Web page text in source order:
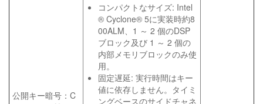
公開キー暗号：C
コンパクトなサイズ: Intel
® Cyclone® 5に実装時約8
00ALM、1 ～ 2 個のDSP
ブロック及び 1 ～ 2 個の
内部メモリブロックのみ使
用。
固定遅延: 実行時間はキー
値に依存しません。タイミ
ングベースのサイドチャネ